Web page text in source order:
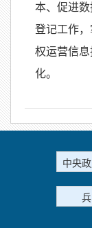
本、促进
登记工作
权运营信
化。
中央